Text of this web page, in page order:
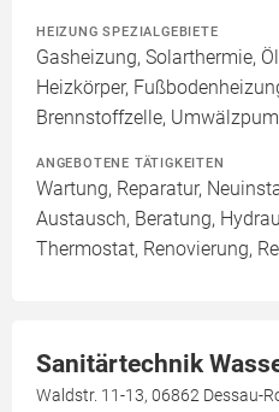
HEIZUNG SPEZIALGEBIETE
Gasheizung, Solarthermie,
Heizkörper,
Brennstoffzelle,
ANGEBOTENE TÄTIGKEITEN
Wartung, Reparatur,
Austausch, Beratung,
Thermostat, Renovierung,
Sanitärtechnik
Waldstr. 11-13, 06862 Dessau-